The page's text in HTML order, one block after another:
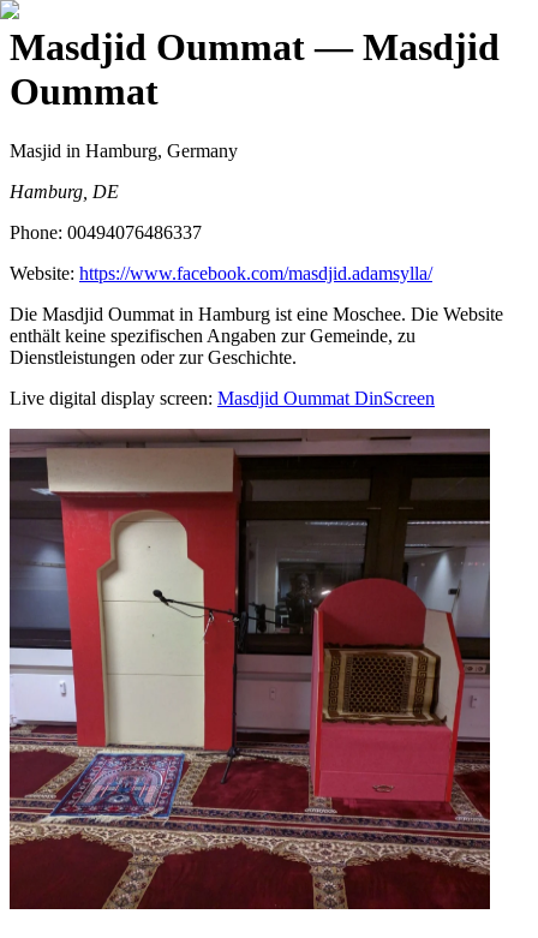
Masdjid Oummat— Masdjid
Oummat
Masjid in Hamburg, Germany
Hamburg, DE
Phone: 00494076486337
Website: https://www.facebook.com/masdjid.adamsylla/
Die Masdjid Oummat in Hamburg ist eine Moschee. Die Website
enthält keine spezifischen Angaben zur Gemeinde, zu
Dienstleistungen oder zur Geschichte.
Live digital display screen: Masdjid Oummat DinScreen